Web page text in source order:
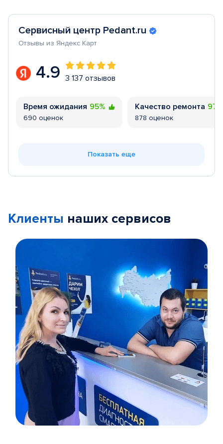
Сервисный центр Pedant.ru
Отзывы из Яндекс Карт
4.9 3 137 отзывов
Время ожидания 95%
690 оценок
Качество ремонта
878 оценок
Показать еще
Клиенты наших сервисов